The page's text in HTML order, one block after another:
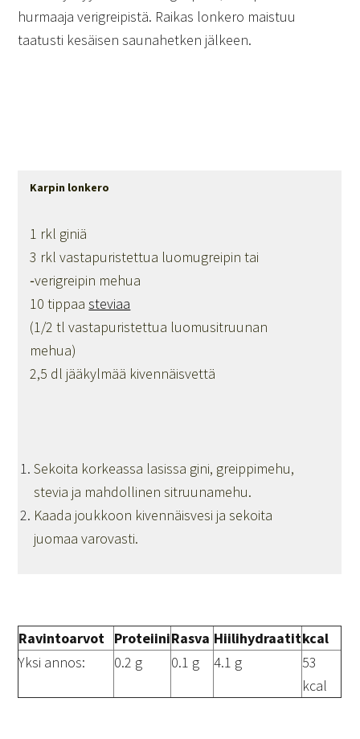
hurmaaja verigreipistä. Raikas lonkero maistuu
taatusti kesäisen saunahetken jälkeen.
Karpin lonkero
1 rkl giniä
3 rkl vastapuristettua luomugreipin tai
‑verigreipin mehua
10 tippaasteviaa
(1/2 tl vastapuristettua luomusitruunan
mehua)
2,5 dl jääkylmää kivennäisvettä
Sekoita korkeassa lasissa gini, greippimehu,
stevia ja mahdollinen sitruunamehu.
Kaada joukkoon kivennäisvesi ja sekoita
juomaa varovasti.
Ravintoarvot ProteiiniRasva Hiilihydraatitkcal
Yksi annos:
0.2 g 0.1 g 4.1 g
53
kcal